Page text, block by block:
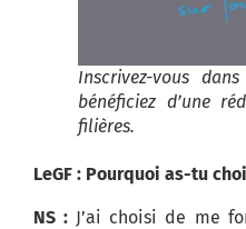
Inscrivez-vous
bénéficiez d’une
filières.
LeGF : Pourquoi as-tu
NS : J’ai choisi de me